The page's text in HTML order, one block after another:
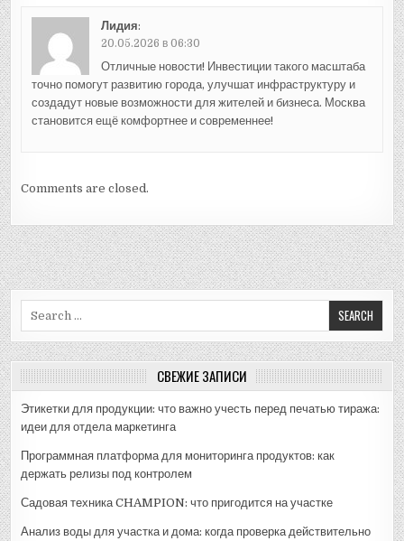
Лидия:
20.05.2026 в 06:30
Отличные новости! Инвестиции такого масштаба
точно помогут развитию города, улучшат инфраструктуру и
создадут новые возможности для жителей и бизнеса. Москва
становится ещё комфортнее и современнее!
Comments are closed.
СВЕЖИЕ ЗАПИСИ
Этикетки для продукции: что важно учесть перед печатью тиража:
идеи для отдела маркетинга
Программная платформа для мониторинга продуктов: как
держать релизы под контролем
Садовая техника CHAMPION: что пригодится на участке
Анализ воды для участка и дома: когда проверка действительно